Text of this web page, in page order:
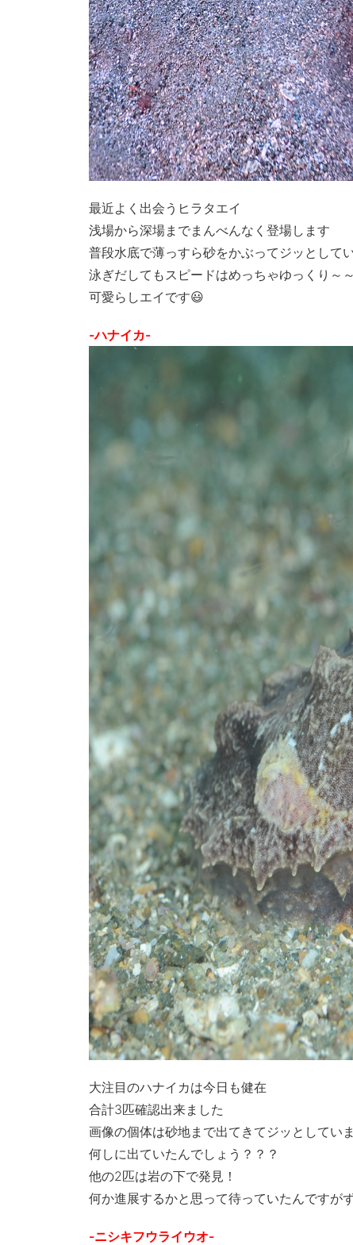
最近よく出会うヒラタエイ
浅場から深場までまんべんなく登場します
普段水底で薄っすら砂をかぶってジッとしてい
泳ぎだしてもスピードはめっちゃゆっくり～
可愛らしエイです😃
-ハナイカ-
大注目のハナイカは今日も健在
合計3匹確認出来ました
画像の個体は砂地まで出てきてジッとしてい
何しに出ていたんでしょう？？？
他の2匹は岩の下で発見！
何か進展するかと思って待っていたんですが
-ニシキフウライウオ-